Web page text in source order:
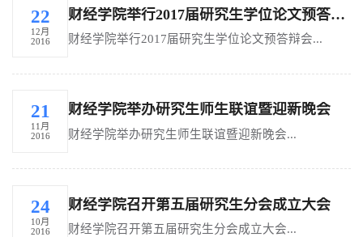
22
12月
2016
财经学院举行2017届研究生学位论文预答辩会
财经学院举行2017届研究生学位论文预答辩会...
21
11月
2016
财经学院举办研究生师生联谊暨迎新晚会
财经学院举办研究生师生联谊暨迎新晚会...
24
10月
2016
财经学院召开第五届研究生分会成立大会
财经学院召开第五届研究生分会成立大会...